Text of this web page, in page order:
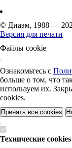
© Диаэм, 1988 —
Версия для печати
Файлы cookie
Ознакомьтесь с
больше о том, что
используем их.
cookies.
Принять все cookies
Технические cookies